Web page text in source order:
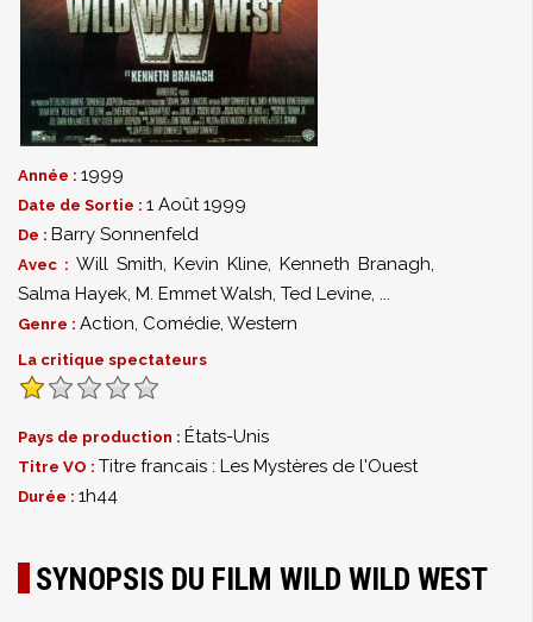
Année : 1999
Date de Sortie : 1 Août 1999
De : Barry Sonnenfeld
Avec : Will Smith,Kevin Kline,Kenneth Branagh,
Salma Hayek, M. Emmet Walsh, Ted Levine, ...
Genre : Action, Comédie, Western
La critique spectateurs
Pays de production : États-Unis
Titre VO : Titre francais : Les Mystères de l'Ouest
Durée : 1h44
SYNOPSIS DU FILM WILD WILD WEST